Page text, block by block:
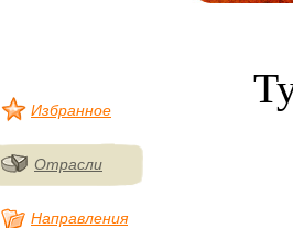
Избранное
Отрасли
Направления